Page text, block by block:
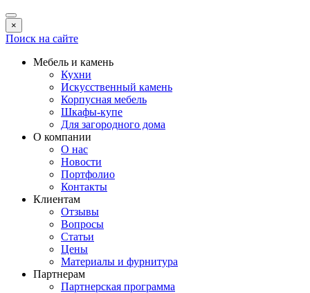
×
Поиск на сайте
Мебель и камень
Кухни
Искусственный камень
Корпусная мебель
Шкафы-купе
Для загородного дома
О компании
О нас
Новости
Портфолио
Контакты
Клиентам
Отзывы
Вопросы
Статьи
Цены
Материалы и фурнитура
Партнерам
Партнерская программа